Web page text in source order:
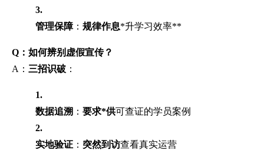
3.
管理保障： 规律作息*升学习效率**
Q：如何辨别虚假宣传？
A： 三招识破 ：
1.
数据追溯 ： 要求*供可查证的学员案例
2.
实地验证 ： 突然到访查看真实运营